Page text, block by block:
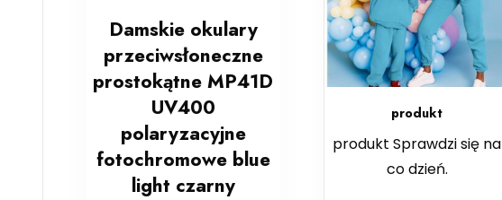
produkt
produkt Sprawdzi się na
co dzień.
Damskie okulary
przeciwsłoneczne
prostokątne MP41D
UV400
polaryzacyjne
fotochromowe blue
light czarny